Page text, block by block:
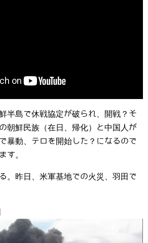
半島で休戦協定が破られ、開戦？そ
朝鮮民族（在日、帰化）と中国人が
暴動、テロを開始した？になるので
す。
。昨日、米軍基地での火災、羽田で